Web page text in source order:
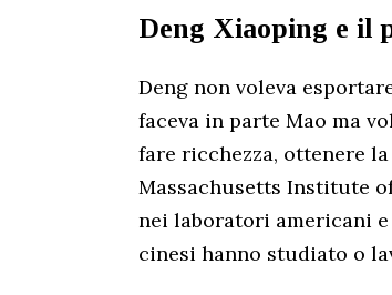
Deng Xiaoping e il
Deng non voleva
faceva in parte Mao ma
fare ricchezza, ottenere
Massachusetts Institute
nei laboratori americani
cinesi hanno studiato o